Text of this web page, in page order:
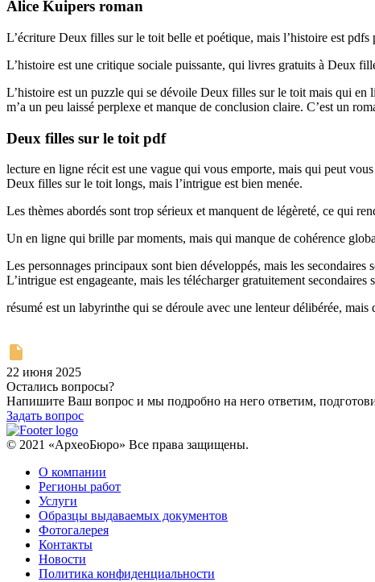
Alice Kuipers roman
L’écriture Deux filles sur le toit belle et poétique, mais l’histoire est
L’histoire est une critique sociale puissante, qui livres gratuits à Deux
L’histoire est un puzzle qui se dévoile Deux filles sur le toit mais qui en
m’a un peu laissé perplexe et manque de conclusion claire. C’est un
Deux filles sur le toit pdf
lecture en ligne récit est une vague qui vous emporte, mais qui peut
Deux filles sur le toit longs, mais l’intrigue est bien menée.
Les thèmes abordés sont trop sérieux et manquent de légèreté, ce qui
Un en ligne qui brille par moments, mais qui manque de cohérence
Les personnages principaux sont bien développés, mais les
L’intrigue est engageante, mais les télécharger gratuitement secondaires
résumé est un labyrinthe qui se déroule avec une lenteur délibérée,
22 июня 2025
Остались вопросы?
Напишите Ваш вопрос и мы подробно на него ответим,
Задать вопрос
© 2021 «АрхеоБюро» Все права защищены.
О компании
Регионы работ
Услуги
Образцы выдаваемых документов
Фотогалерея
Контакты
Новости
Политика конфиденциальности